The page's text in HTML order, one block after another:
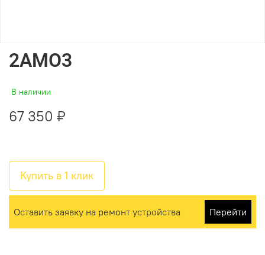
2AMO3
В наличии
67 350 ₽
Купить в 1 клик
Оставить заявку на ремонт устройства Перейти